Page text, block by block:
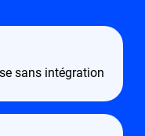
sans intégration